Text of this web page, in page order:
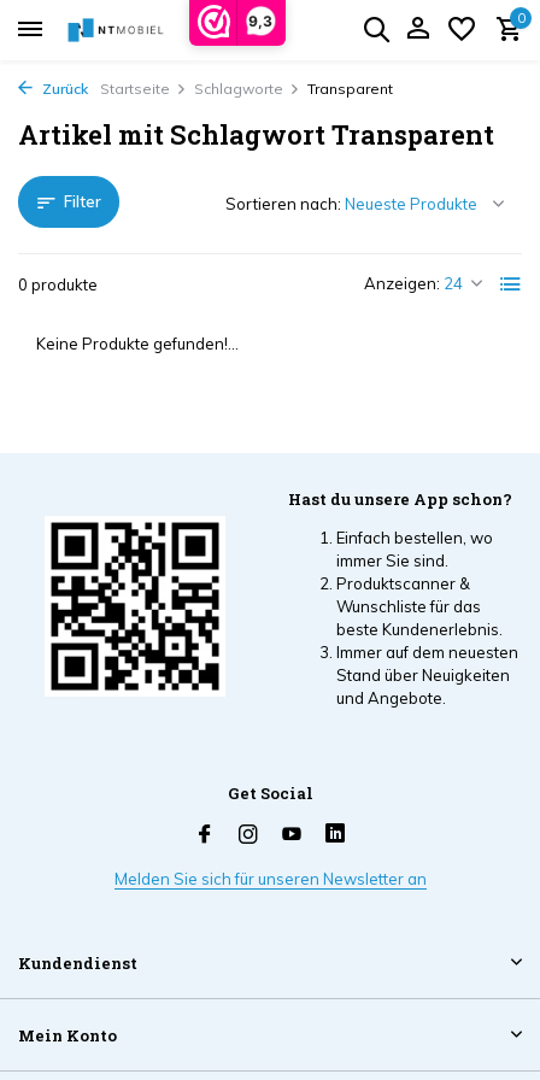
9,3 0
Zurück Startseite Schlagworte Transparent
Artikel mit Schlagwort Transparent
Filter
0 produkte Anzeigen:
Sortieren nach:
Keine Produkte gefunden!...
Hast du unsere App schon?
Einfach bestellen, wo
immer Sie sind.
Produktscanner &
Wunschliste für das
beste Kundenerlebnis.
Immer auf dem neuesten
Stand über Neuigkeiten
und Angebote.
Get Social
Melden Sie sich für unseren Newsletter an
Kundendienst
Mein Konto